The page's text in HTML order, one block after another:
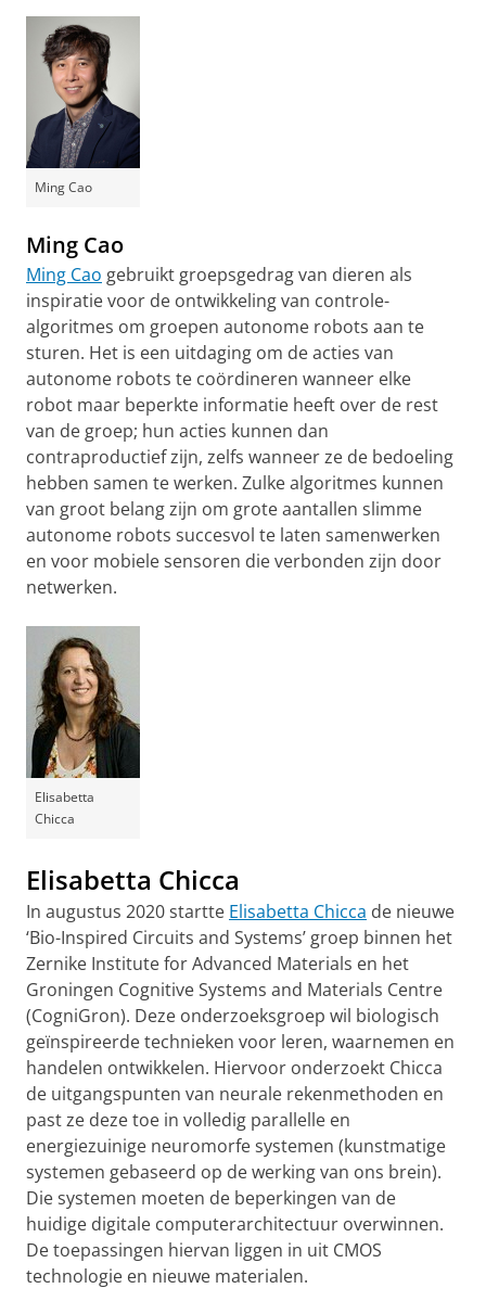
video te zien
Ming Cao
Ming Cao
Ming Cao gebruikt groepsgedrag van dieren als
inspiratie voor de ontwikkeling van controle-
algoritmes om groepen autonome robots aan te
sturen. Het is een uitdaging om de acties van
autonome robots te coördineren wanneer elke
robot maar beperkte informatie heeft over de rest
van de groep; hun acties kunnen dan
contraproductief zijn, zelfs wanneer ze de bedoeling
hebben samen te werken. Zulke algoritmes kunnen
van groot belang zijn om grote aantallen slimme
autonome robots succesvol te laten samenwerken
en voor mobiele sensoren die verbonden zijn door
netwerken.
Elisabetta
Chicca
Elisabetta Chicca
In augustus 2020 startte Elisabetta Chicca de nieuwe
‘Bio-Inspired Circuits and Systems’ groep binnen het
Zernike Institute for Advanced Materials en het
Groningen Cognitive Systems and Materials Centre
(CogniGron). Deze onderzoeksgroep wil biologisch
geïnspireerde technieken voor leren, waarnemen en
handelen ontwikkelen. Hiervoor onderzoekt Chicca
de uitgangspunten van neurale rekenmethoden en
past ze deze toe in volledig parallelle en
energiezuinige neuromorfe systemen (kunstmatige
systemen gebaseerd op de werking van ons brein).
Die systemen moeten de beperkingen van de
huidige digitale computerarchitectuur overwinnen.
De toepassingen hiervan liggen in uit CMOS
technologie en nieuwe materialen.